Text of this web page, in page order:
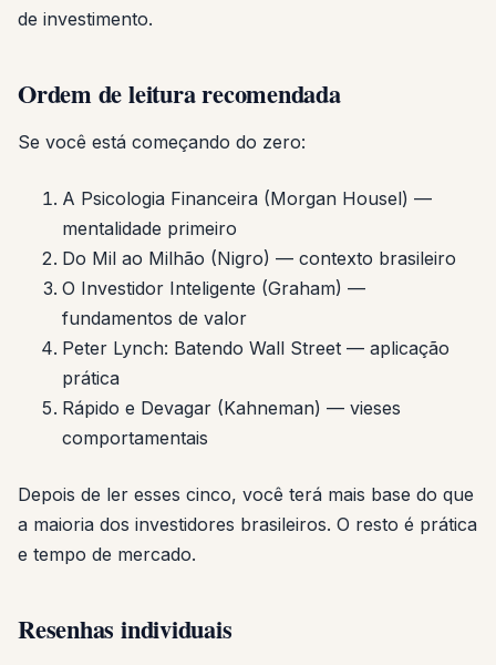
de investimento.
Ordem de leitura recomendada
Se você está começando do zero:
A Psicologia Financeira (Morgan Housel) —
mentalidade primeiro
Do Mil ao Milhão (Nigro) — contexto brasileiro
O Investidor Inteligente (Graham) —
fundamentos de valor
Peter Lynch: Batendo Wall Street — aplicação
prática
Rápido e Devagar (Kahneman) — vieses
comportamentais
Depois de ler esses cinco, você terá mais base do que
a maioria dos investidores brasileiros. O resto é prática
e tempo de mercado.
Resenhas individuais